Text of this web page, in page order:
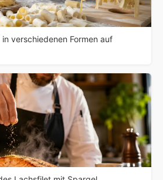
verschiedenen Formen auf